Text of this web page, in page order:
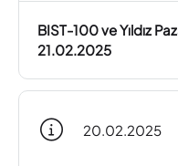
BIST-100 ve Yıldız
21.02.2025
20.02.2025